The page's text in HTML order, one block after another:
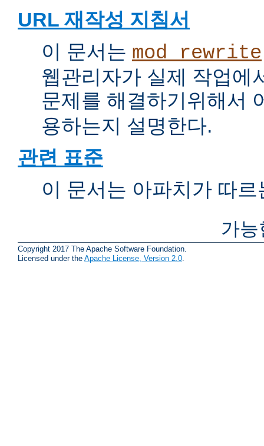
URL 재작성 지침서
이 문서는 mod_rewrite
웹관리자가 실제 작업에
문제를 해결하기위해서
용하는지 설명한다.
관련 표준
이 문서는 아파치가 따
가
Copyright 2017 The Apache Software Foundation.
Licensed under the Apache License, Version 2.0